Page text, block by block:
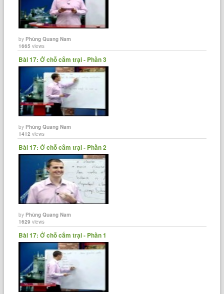
byPhùng Quang Nam
1665 views
Bài 17: Ở chỗ cắm trại - Phần 3
byPhùng Quang Nam
1412 views
Bài 17: Ở chỗ cắm trại - Phần 2
byPhùng Quang Nam
1629 views
Bài 17: Ở chỗ cắm trại - Phần 1